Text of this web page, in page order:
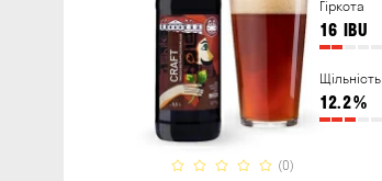
Гіркота
16 IBU
Щільність
12.2%
(0)